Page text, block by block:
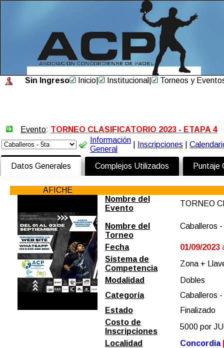
Sin Ingreso Inicio Institucional Torneos y
Evento: TORNEO CLASIFICATORIO 2023 - ETAPA 4
Información
General
Inscripciones
Datos Generales Complejos Utilizados Puntaje
AFICHE
Nombre del
Evento
TORNEO
Nombre del
Torneo
Caballeros
Fecha 01/09/2023
Sistema de
Competencia
Zona +
Modalidad
Dobles
Categoría
Caballeros
Estado
Finalizado
Costo de
Inscripciones
5000 por
Localidad
Concordia